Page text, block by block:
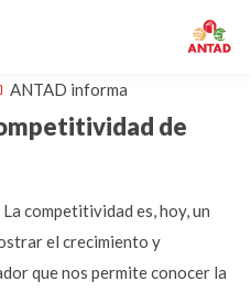
ANTAD informa
de
competitividad es, hoy, un
el crecimiento y
que nos permite conocer la